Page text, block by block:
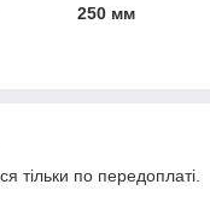
250 мм
тільки по передоплаті.